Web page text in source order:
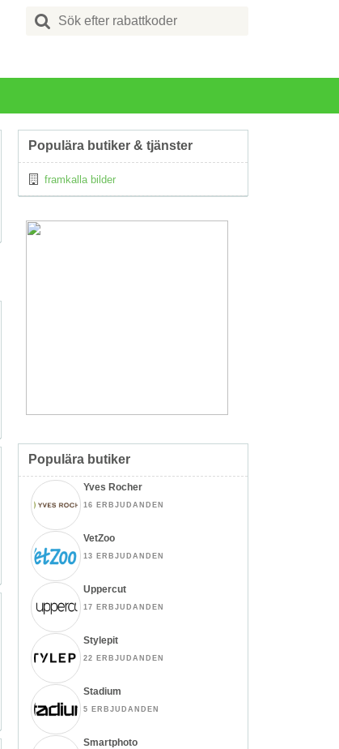
Search
for:
Populära butiker & tjänster
framkalla bilder
Populära butiker
Yves Rocher
16 ERBJUDANDEN
VetZoo
13 ERBJUDANDEN
Uppercut
17 ERBJUDANDEN
Stylepit
22 ERBJUDANDEN
Stadium
5 ERBJUDANDEN
Smartphoto